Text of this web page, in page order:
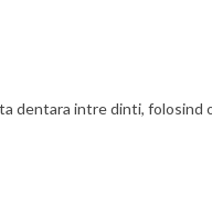
dentara intre dinti, folosind